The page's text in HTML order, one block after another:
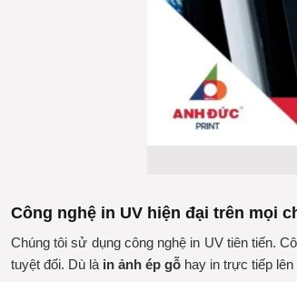
Công nghệ in UV hiện đại trên mọi
Chúng tôi sử dụng công nghệ in UV tiên tiến.
tuyệt đối. Dù là in ảnh ép gỗ hay in trực tiếp